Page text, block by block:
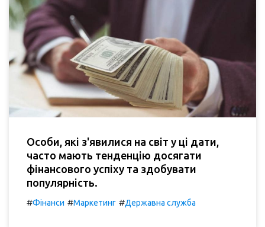
Особи, які з'явилися на світ у ці дати,
часто мають тенденцію досягати
фінансового успіху та здобувати
популярність.
#Фінанси #Маркетинг #Державна служба